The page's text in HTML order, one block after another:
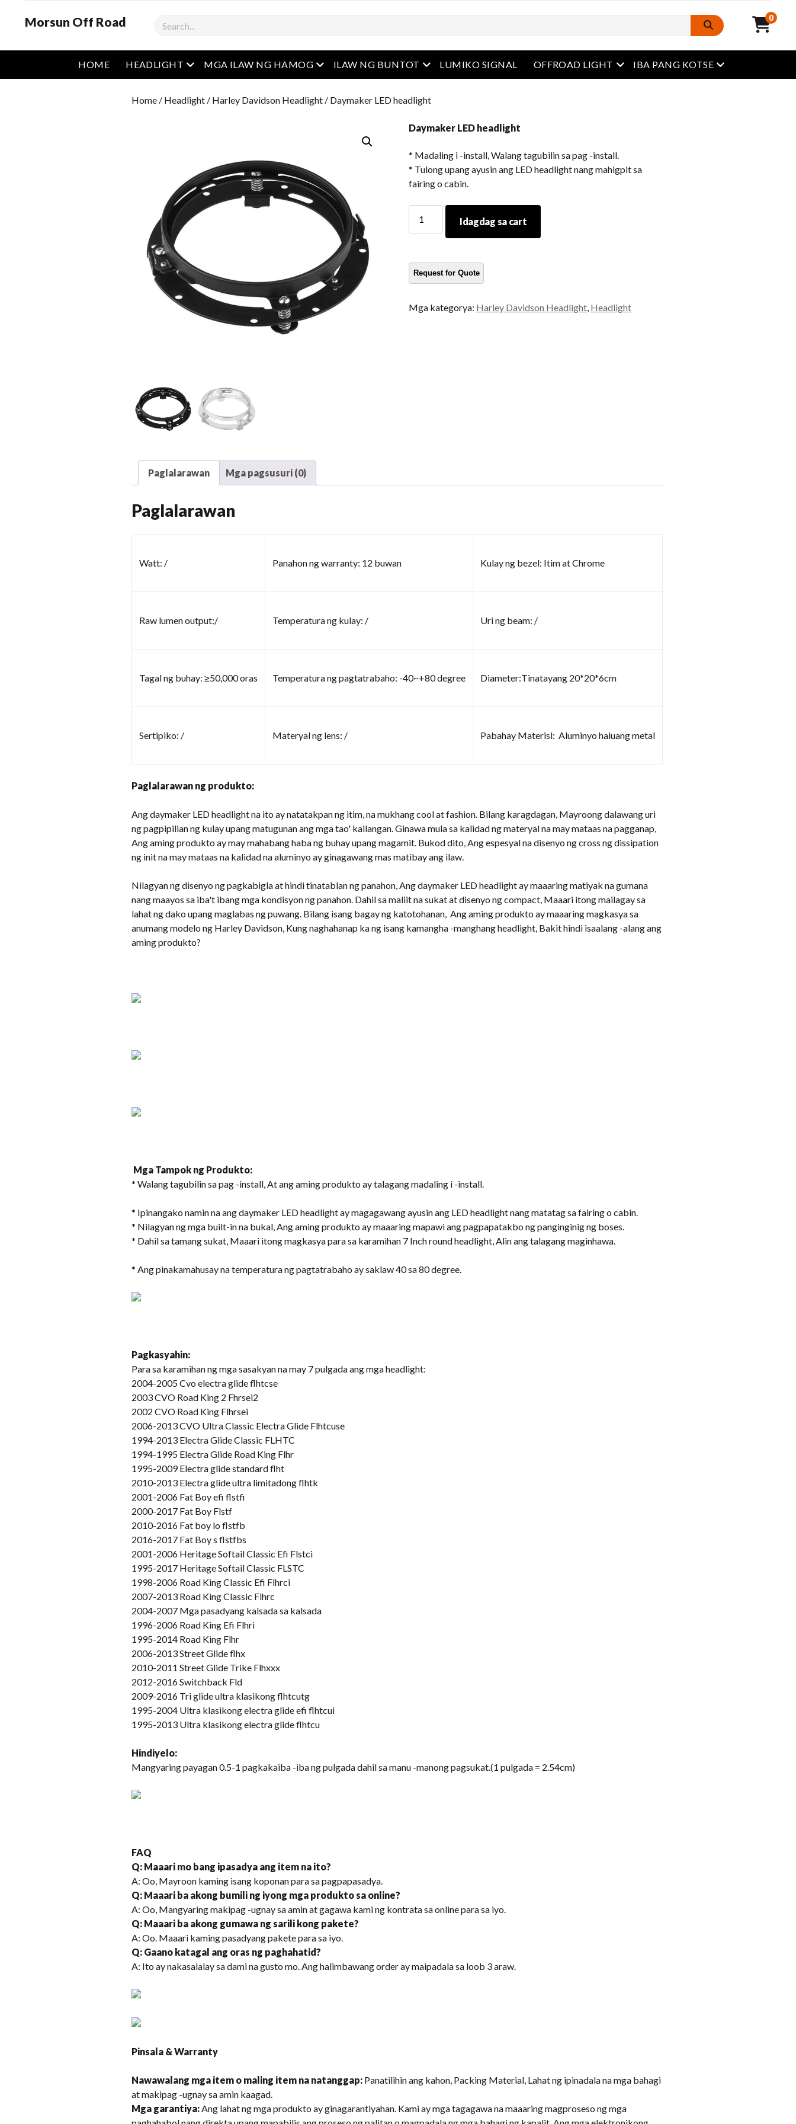
Morsun Off Road Maghanap 0
HOME HEADLIGHT Buksan ang menu
MGA ILAW NG HAMOG Buksan ang menu
ILAW NG BUNTOT Buksan ang menu
LUMIKO SIGNAL OFFROAD LIGHT Buksan ang menu
IBA PANG KOTSE Buksan ang menu
Home / Headlight / Harley Davidson Headlight / Daymaker LED headlight
Daymaker LED headlight
* Madaling i -install, Walang tagubilin sa pag -install.
* Tulong upang ayusin ang LED headlight nang mahigpit sa
fairing o cabin.
LED
headlight
Idagdag sa cart
Mga kategorya: Harley Davidson Headlight, Headlight
Paglalarawan Mga pagsusuri (0)
Paglalarawan
Watt: / Panahon ng warranty: 12 buwan Kulay ng bezel: Itim at Chrome
Raw lumen output:/ Temperatura ng kulay: / Uri ng beam: /
Tagal ng buhay: ≥50,000 oras Temperatura ng pagtatrabaho: -40~+80 degree Diameter:Tinatayang 20*20*6cm
Sertipiko: / Materyal ng lens: / Pabahay Materisl: Aluminyo haluang metal
Paglalarawan ng produkto:
Ang daymaker LED headlight na ito ay natatakpan ng itim, na mukhang cool at fashion. Bilang karagdagan, Mayroong dalawang uri
ng pagpipilian ng kulay upang matugunan ang mga tao' kailangan. Ginawa mula sa kalidad ng materyal na may mataas na pagganap,
Ang aming produkto ay may mahabang haba ng buhay upang magamit. Bukod dito, Ang espesyal na disenyo ng cross ng dissipation
ng init na may mataas na kalidad na aluminyo ay ginagawang mas matibay ang ilaw.
Nilagyan ng disenyo ng pagkabigla at hindi tinatablan ng panahon, Ang daymaker LED headlight ay maaaring matiyak na gumana
nang maayos sa iba't ibang mga kondisyon ng panahon. Dahil sa maliit na sukat at disenyo ng compact, Maaari itong mailagay sa
lahat ng dako upang maglabas ng puwang. Bilang isang bagay ng katotohanan, Ang aming produkto ay maaaring magkasya sa
anumang modelo ng Harley Davidson, Kung naghahanap ka ng isang kamangha -manghang headlight, Bakit hindi isaalang -alang ang
aming produkto?
Mga Tampok ng Produkto:
* Walang tagubilin sa pag -install, At ang aming produkto ay talagang madaling i -install.
* Ipinangako namin na ang daymaker LED headlight ay magagawang ayusin ang LED headlight nang matatag sa fairing o cabin.
* Nilagyan ng mga built-in na bukal, Ang aming produkto ay maaaring mapawi ang pagpapatakbo ng panginginig ng boses.
* Dahil sa tamang sukat, Maaari itong magkasya para sa karamihan 7 Inch round headlight, Alin ang talagang maginhawa.
* Ang pinakamahusay na temperatura ng pagtatrabaho ay saklaw 40 sa 80 degree.
Pagkasyahin:
Para sa karamihan ng mga sasakyan na may 7 pulgada ang mga headlight:
2004-2005 Cvo electra glide flhtcse
2003 CVO Road King 2 Fhrsei2
2002 CVO Road King Flhrsei
2006-2013 CVO Ultra Classic Electra Glide Flhtcuse
1994-2013 Electra Glide Classic FLHTC
1994-1995 Electra Glide Road King Flhr
1995-2009 Electra glide standard flht
2010-2013 Electra glide ultra limitadong flhtk
2001-2006 Fat Boy efi flstfi
2000-2017 Fat Boy Flstf
2010-2016 Fat boy lo flstfb
2016-2017 Fat Boy s flstfbs
2001-2006 Heritage Softail Classic Efi Flstci
1995-2017 Heritage Softail Classic FLSTC
1998-2006 Road King Classic Efi Flhrci
2007-2013 Road King Classic Flhrc
2004-2007 Mga pasadyang kalsada sa kalsada
1996-2006 Road King Efi Flhri
1995-2014 Road King Flhr
2006-2013 Street Glide flhx
2010-2011 Street Glide Trike Flhxxx
2012-2016 Switchback Fld
2009-2016 Tri glide ultra klasikong flhtcutg
1995-2004 Ultra klasikong electra glide efi flhtcui
1995-2013 Ultra klasikong electra glide flhtcu
Hindiyelo:
Mangyaring payagan 0.5-1 pagkakaiba -iba ng pulgada dahil sa manu -manong pagsukat.(1 pulgada = 2.54cm)
FAQ
Q: Maaari mo bang ipasadya ang item na ito?
A: Oo, Mayroon kaming isang koponan para sa pagpapasadya.
Q: Maaari ba akong bumili ng iyong mga produkto sa online?
A: Oo, Mangyaring makipag -ugnay sa amin at gagawa kami ng kontrata sa online para sa iyo.
Q: Maaari ba akong gumawa ng sarili kong pakete?
A: Oo. Maaari kaming pasadyang pakete para sa iyo.
Q: Gaano katagal ang oras ng paghahatid?
A: Ito ay nakasalalay sa dami na gusto mo. Ang halimbawang order ay maipadala sa loob 3 araw.
Pinsala & Warranty
Nawawalang mga item o maling item na natanggap: Panatilihin ang kahon, Packing Material, Lahat ng ipinadala na mga bahagi
at makipag -ugnay sa amin kaagad.
Mga garantiya:Ang lahat ng mga produkto ay ginagarantiyahan. Kami ay mga tagagawa na maaaring magproseso ng mga